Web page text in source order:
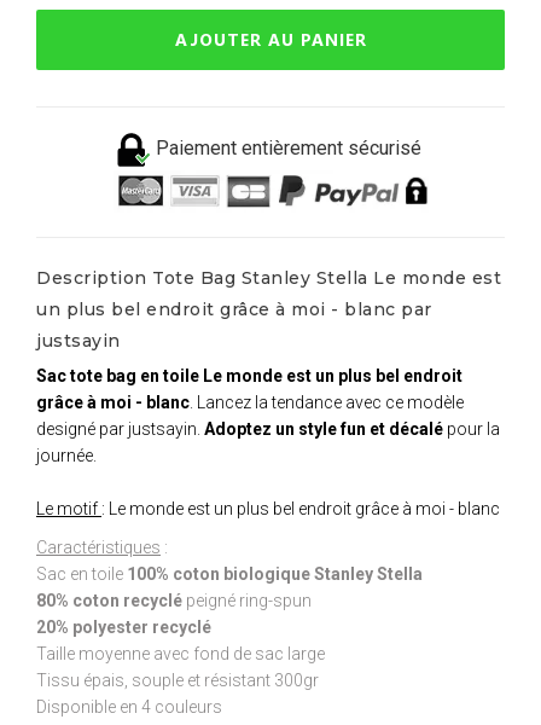
AJOUTER AU PANIER
Paiement entièrement sécurisé
Description Tote Bag Stanley Stella Le monde est
un plus bel endroit grâce à moi - blanc par
justsayin
Sac tote bag en toile Le monde est un plus bel endroit
grâce à moi - blanc . Lancez la tendance avec ce modèle
designé par justsayin. Adoptez un style fun et décalé pour la
journée.
Le motif : Le monde est un plus bel endroit grâce à moi - blanc
Caractéristiques :
Sac en toile 100% coton biologique Stanley Stella
80% coton recyclé peigné ring-spun
20% polyester recyclé
Taille moyenne avec fond de sac large
Tissu épais, souple et résistant 300gr
Disponible en 4 couleurs